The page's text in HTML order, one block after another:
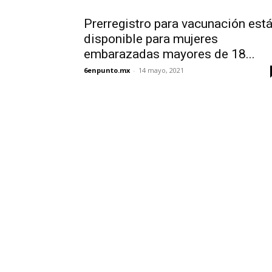
Prerregistro para vacunación está
disponible para mujeres
embarazadas mayores de 18...
6enpunto.mx - 14 mayo, 2021